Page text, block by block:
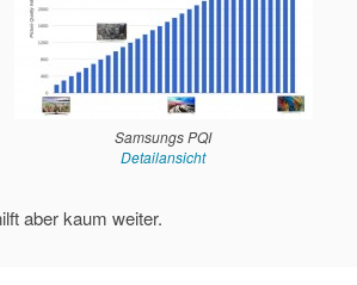
Samsungs PQI
Detailansicht
aber kaum weiter.